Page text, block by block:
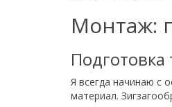
Монтаж:
Я всегда начинаю с
материал.